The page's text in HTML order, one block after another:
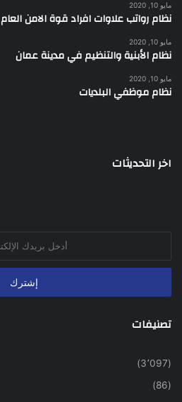
مايو 10, 2020
نظام رواتب علاوات افراد قوة الامن العام
مايو 10, 2020
نظام الأبنية والتنظيم في مدينة عمان
مايو 10, 2020
نظام موظفي البلديات
اخر التحديثات
الإلكتروني
تصنيفات
(3٬097)
(86)